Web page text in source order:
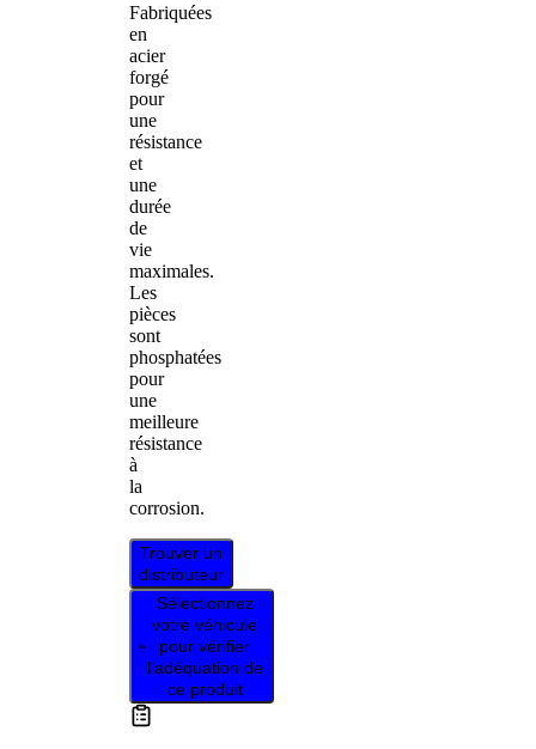
Fabriquées
en
acier
forgé
pour
une
résistance
et
une
durée
de
vie
maximales.
Les
pièces
sont
phosphatées
pour
une
meilleure
résistance
à
la
corrosion.
Trouver un
distributeur
Sélectionnez
votre véhicule
pour vérifier
l’adéquation de
ce produit